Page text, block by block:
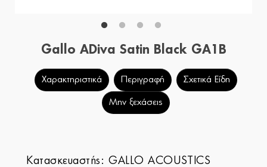
Gallo ADiva Satin Black GA1B
Χαρακτηριστικά Περιγραφή Σχετικά Είδη
Μην ξεχάσεις
Κατασκευαστής:GALLO ACOUSTICS